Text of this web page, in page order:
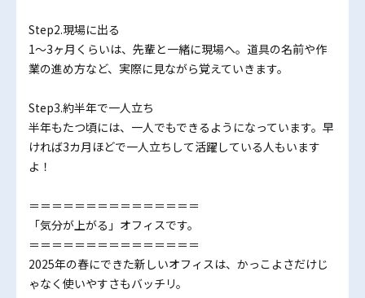
Step2.現場に出る
1〜3ヶ月くらいは、先輩と一緒に現場へ。道具の名前や作
業の進め方など、実際に見ながら覚えていきます。
Step3.約半年で一人立ち
半年もたつ頃には、一人でもできるようになっています。早
ければ3カ月ほどで一人立ちして活躍している人もいます
よ！
＝＝＝＝＝＝＝＝＝＝＝＝＝＝＝
「気分が上がる」オフィスです。
＝＝＝＝＝＝＝＝＝＝＝＝＝＝＝
2025年の春にできた新しいオフィスは、かっこよさだけじ
ゃなく使いやすさもバッチリ。